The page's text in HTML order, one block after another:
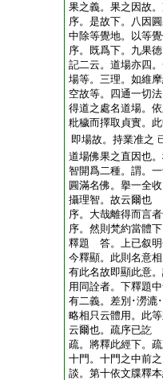
果之義。果之因故
序。是故下。八因
中除等覺地。以等
序。既爲下。九果
記二云。道場亦四
場等。三理。如維
空故等。四通一切
得道之處名道場。
粃穢而擇取貞實。
即場故。持業准之
道場佛果之直因也
智開爲二種。謂。
圓滿名佛。擧一全
攝理智。故云爾也
序。大哉離得而言
序。然則梵約當體
釋題 答。上已叙明
今釋顯。此則名意
有此名故即顯此意
用同詮者。下釋題
有二義。差別･澇漉
略相只云體用。此
云爾也。疏序已訖
疏。將釋此經下。
十門。十門之中前
談。第十依文牒釋